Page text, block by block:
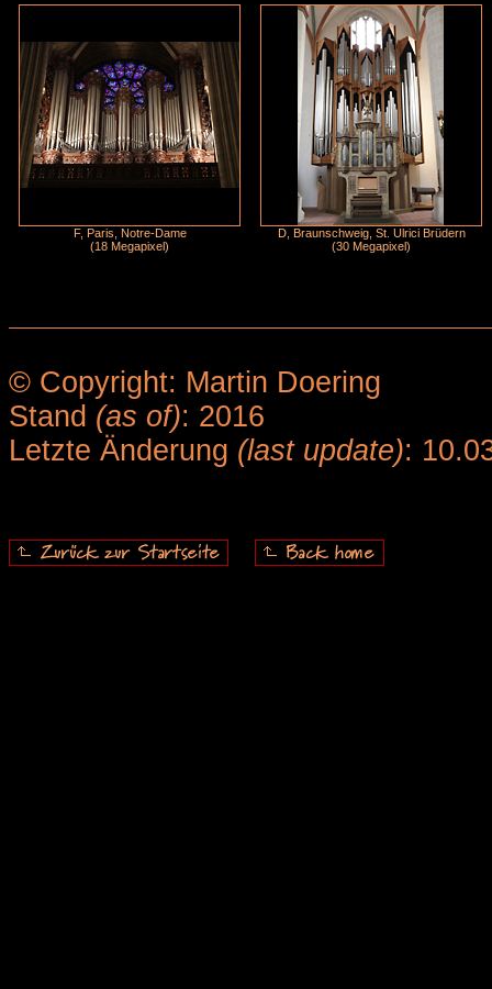
F, Paris, Notre-Dame
(18 Megapixel)
D, Braunschweig, St. Ulrici Brüdern
(30 Megapixel)
© Copyright: Martin Doering
Stand (as of): 2016
Letzte Änderung (last update):